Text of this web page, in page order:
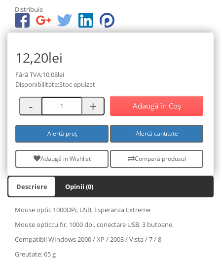
Distribuie
12,20lei
Fără TVA:10,08lei
Disponibilitate:Stoc epuizat
Adaugă în Coş
Alertă preț Alertă cantitate
Adaugă in Wishlist Compară produsul
Descriere Opinii (0)
Mouse optic 1000DPi, USB, Esperanza Extreme
Mouse opticcu fir, 1000 dpi, conectare USB, 3 butoane.
Compatibil WIndows 2000 / XP / 2003 / Vista / 7 / 8
Greutate: 65 g